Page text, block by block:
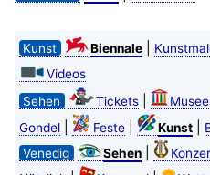
Kunst Biennale|
Videos
Sehen
Tickets|
Gondel| Feste| Kunst|
Venedig
Sehen|